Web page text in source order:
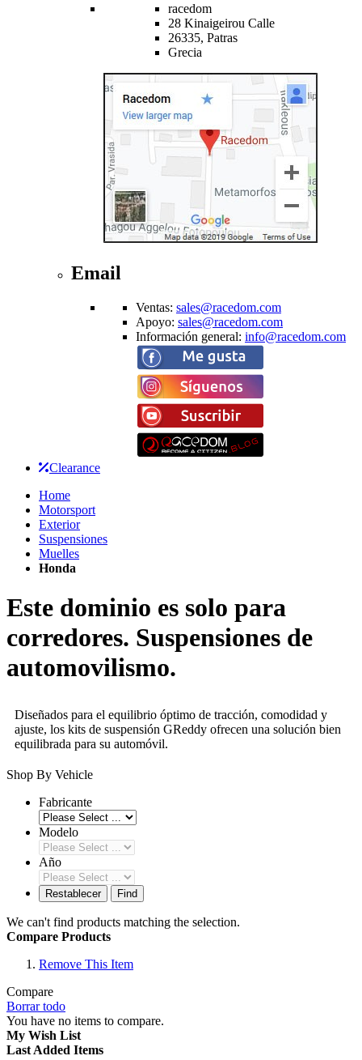
racedom
28 Kinaigeirou Calle
26335, Patras
Grecia
Email
Ventas: sales@racedom.com
Apoyo: sales@racedom.com
Información general: info@racedom.com
Clearance
Home
Motorsport
Exterior
Suspensiones
Muelles
Honda
Este dominio es solo para
corredores. Suspensiones de
automovilismo.
Diseñados para el equilibrio óptimo de tracción, comodidad y
ajuste, los kits de suspensión GReddy ofrecen una solución bien
equilibrada para su automóvil.
Shop By Vehicle
Fabricante
Modelo
Año
Restablecer Find
We can't find products matching the selection.
Compare Products
Remove This Item
Compare
Borrar todo
You have no items to compare.
My Wish List
Last Added Items